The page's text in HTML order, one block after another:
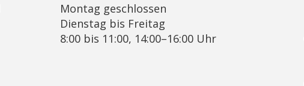
Montag geschlossen
Dienstag bis Freitag
8:00 bis 11:00, 14:00–16:00 Uhr